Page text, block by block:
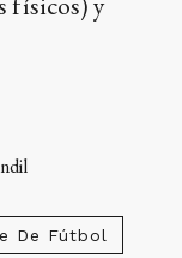
De Fútbol